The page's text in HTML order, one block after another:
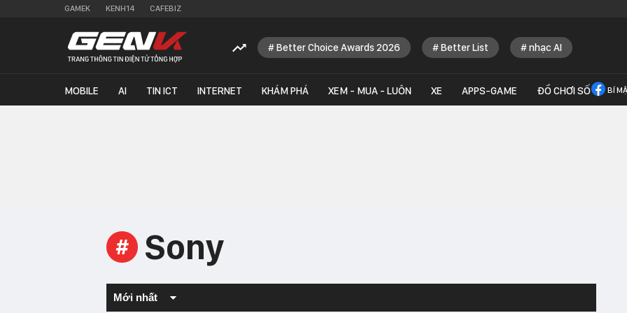
GAMEK KENH14 CAFEBIZ
Better Choice Awards 2026 Better List nhạc AI
MOBILE AI TIN ICT INTERNET KHÁM PHÁ XEM - MUA - LUÔN XE APPS-GAME ĐỒ CHƠI SỐ BÍ
# Sony
Mới nhất